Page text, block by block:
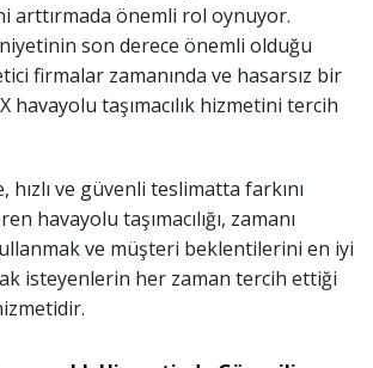
arttırmada önemli rol oynuyor.
son derece önemli olduğu
firmalar zamanında ve hasarsız bir
havayolu taşımacılık hizmetini tercih
hızlı ve güvenli teslimatta farkını
havayolu taşımacılığı, zamanı
ve müşteri beklentilerini en iyi
isteyenlerin her zaman tercih ettiği